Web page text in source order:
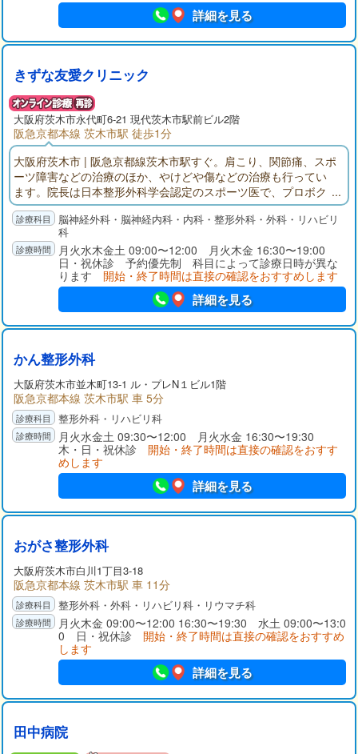
詳細を見る
きずな友愛クリニック
大阪府茨木市永代町6-21 現代茨木市駅前ビル2階
阪急京都本線 茨木市駅 徒歩1分
大阪府茨木市 | 阪急京都線茨木市駅すぐ。肩こり、関節痛、スポ
ーツ障害などの治療のほか、やけどや傷などの治療も行ってい
ます。院長は日本整形外科学会認定のスポーツ医で、プロボク
シングジムのチームドクター兼セコンドでもあります。またパ
ソコンによる眼精疲労や首筋の痛み、立ち仕事からくる足のむ
くみなどを解消する最新鋭の設備もそなえています。
脳神経外科・脳神経内科・内科・整形外科・外科・リハビリ
科
月火水木金土 09:00〜12:00 月火木金 16:30〜19:00
日・祝休診 予約優先制 科目によって診療日時が異な
ります 開始・終了時間は直接の確認をおすすめします
詳細を見る
かん整形外科
大阪府茨木市並木町13-1 ル・プレN１ビル1階
阪急京都本線 茨木市駅 車 5分
整形外科・リハビリ科
月火水金土 09:30〜12:00 月火水金 16:30〜19:30
木・日・祝休診 開始・終了時間は直接の確認をおすす
めします
詳細を見る
おがさ整形外科
大阪府茨木市白川1丁目3-18
阪急京都本線 茨木市駅 車 11分
整形外科・外科・リハビリ科・リウマチ科
月火木金 09:00〜12:00 16:30〜19:30 水土 09:00〜13:0
0 日・祝休診 開始・終了時間は直接の確認をおすすめ
します
詳細を見る
田中病院